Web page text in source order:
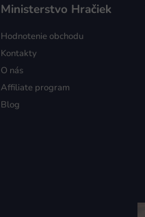
Ministerstvo Hračiek
Hodnotenie obchodu
Kontakty
O nás
Affiliate program
Blog